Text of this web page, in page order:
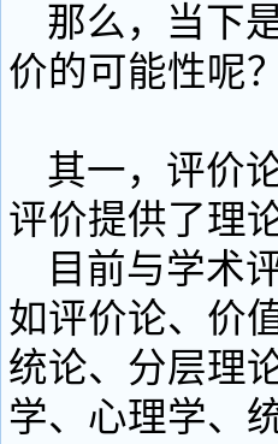
那么，当下
价的可能性呢
其一，评价
评价提供了理
目前与学术
如评价论、价
统论、分层理
学、心理学、